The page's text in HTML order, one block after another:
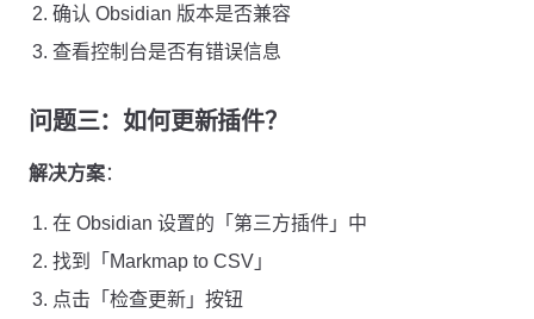
确认 Obsidian 版本是否兼容
查看控制台是否有错误信息
问题三：如何更新插件？
解决方案：
在 Obsidian 设置的「第三方插件」中
找到「Markmap to CSV」
点击「检查更新」按钮